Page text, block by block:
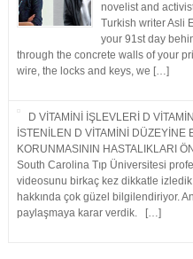
novelist and
Turkish writer Asli
your 91st day
through the concrete walls of your
wire, the locks and keys, we […]
D VİTAMİNİ İŞLEVLERİ D
İSTENİLEN D VİTAMİNİ DÜZEYİNE
KORUNMASININ HASTALIKLARI
South Carolina Tıp Üniversitesi
videosunu birkaç kez dikkatle
hakkında çok güzel bilgilendiriyor.
paylaşmaya karar verdik. […]